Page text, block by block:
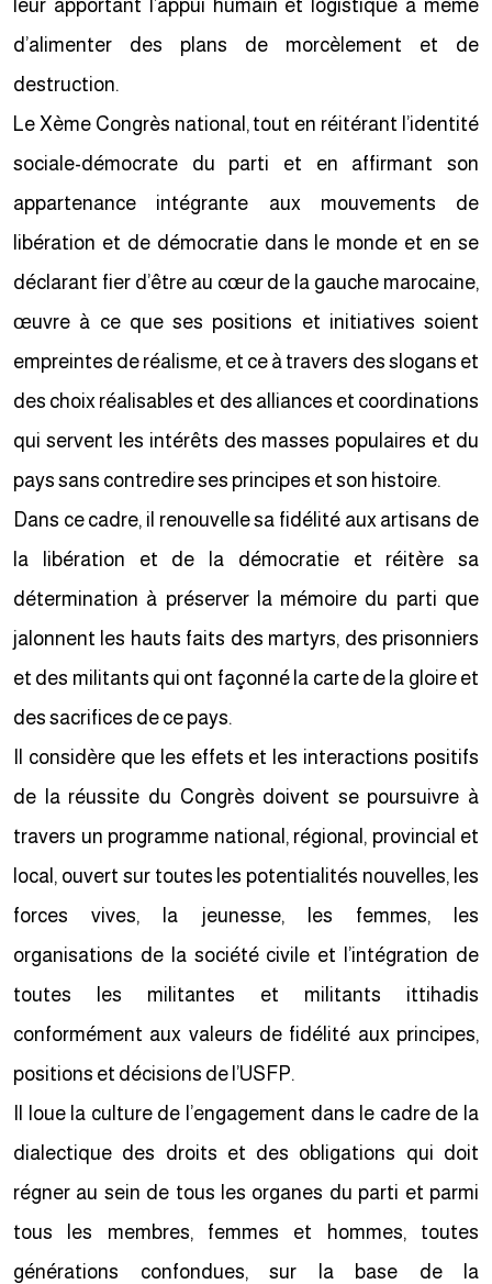
leur apportant l’appui humain et logistique à même
d’alimenter des plans de morcèlement et de
destruction.
Le Xème Congrès national, tout en réitérant l’identité
sociale-démocrate du parti et en affirmant son
appartenance intégrante aux mouvements de
libération et de démocratie dans le monde et en se
déclarant fier d’être au cœur de la gauche marocaine,
œuvre à ce que ses positions et initiatives soient
empreintes de réalisme, et ce à travers des slogans et
des choix réalisables et des alliances et coordinations
qui servent les intérêts des masses populaires et du
pays sans contredire ses principes et son histoire.
Dans ce cadre, il renouvelle sa fidélité aux artisans de
la libération et de la démocratie et réitère sa
détermination à préserver la mémoire du parti que
jalonnent les hauts faits des martyrs, des prisonniers
et des militants qui ont façonné la carte de la gloire et
des sacrifices de ce pays.
Il considère que les effets et les interactions positifs
de la réussite du Congrès doivent se poursuivre à
travers un programme national, régional, provincial et
local, ouvert sur toutes les potentialités nouvelles, les
forces vives, la jeunesse, les femmes, les
organisations de la société civile et l’intégration de
toutes les militantes et militants ittihadis
conformément aux valeurs de fidélité aux principes,
positions et décisions de l’USFP.
Il loue la culture de l’engagement dans le cadre de la
dialectique des droits et des obligations qui doit
régner au sein de tous les organes du parti et parmi
tous les membres, femmes et hommes, toutes
générations confondues, sur la base de la